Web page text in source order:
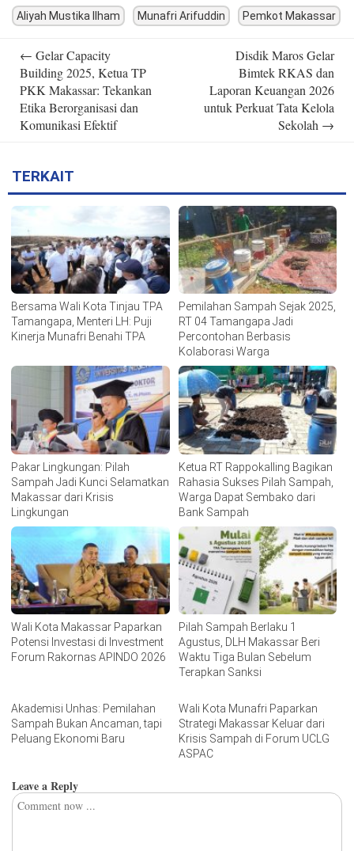
Aliyah Mustika Ilham Munafri Arifuddin Pemkot Makassar
navigation
← Gelar Capacity
Building 2025, Ketua TP
PKK Makassar: Tekankan
Etika Berorganisasi dan
Komunikasi Efektif
Disdik Maros Gelar
Bimtek RKAS dan
Laporan Keuangan 2026
untuk Perkuat Tata Kelola
Sekolah →
TERKAIT
Bersama Wali Kota Tinjau TPA
Tamangapa, Menteri LH: Puji
Kinerja Munafri Benahi TPA
Pemilahan Sampah Sejak 2025,
RT 04 Tamangapa Jadi
Percontohan Berbasis
Kolaborasi Warga
Pakar Lingkungan: Pilah
Sampah Jadi Kunci Selamatkan
Makassar dari Krisis
Lingkungan
Ketua RT Rappokalling Bagikan
Rahasia Sukses Pilah Sampah,
Warga Dapat Sembako dari
Bank Sampah
Wali Kota Makassar Paparkan
Potensi Investasi di Investment
Forum Rakornas APINDO 2026
Pilah Sampah Berlaku 1
Agustus, DLH Makassar Beri
Waktu Tiga Bulan Sebelum
Terapkan Sanksi
Akademisi Unhas: Pemilahan
Sampah Bukan Ancaman, tapi
Peluang Ekonomi Baru
Wali Kota Munafri Paparkan
Strategi Makassar Keluar dari
Krisis Sampah di Forum UCLG
ASPAC
Leave a Reply